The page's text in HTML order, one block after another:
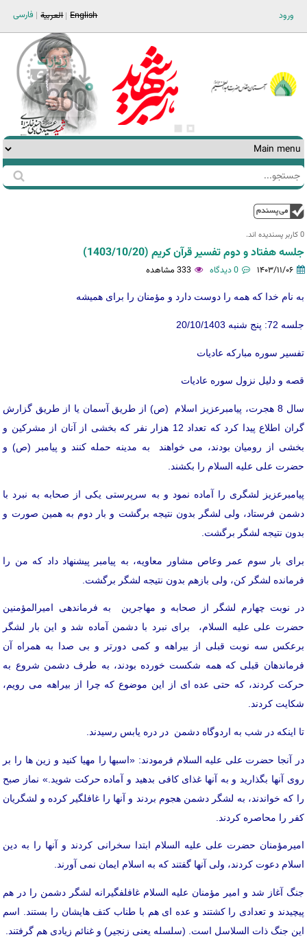
ورود فارسی العربية English
فرم
جستجو
جستجو
0 کاربر پسندیده اند.‎
جلسه هفتاد و دوم تفسیر قرآن کریم (1403/10/20)
۱۴۰۳/۱۱/۰۶ 0 دیدگاه 333 مشاهده
به نام خدا که همه را دوست دارد و مؤمنان را برای همیشه
جلسه 72: پنج شنبه 20/10/1403
تفسیر سوره مبارکه عادیات
قصه و دلیل نزول سوره عادیات
سال 8 هجرت، پیامبرعزیز اسلام (ص) از طریق آسمان یا از طریق گزارش
گران اطلاع پیدا کرد که تعداد 12 هزار نفر که بخشی از آنان از مشرکین و
بخشی از رومیان بودند، می خواهند به مدینه حمله کنند و پیامبر (ص) و
حضرت علی علیه السلام را بکشند.
پیامبرعزیز لشگری را آماده نمود و به سرپرستی یکی از صحابه به نبرد با
دشمن فرستاد، ولی لشگر بدون نتیجه برگشت و بار دوم به همین صورت و
بدون نتیجه لشگر برگشت.
برای بار سوم عمر وعاص مشاور معاویه، به پیامبر پیشنهاد داد که من را
فرمانده لشگر کن، ولی بازهم بدون نتیجه لشگر برگشت.
در نوبت چهارم لشگر از صحابه و مهاجرین به فرماندهی امیرالمؤمنین
حضرت علی علیه السلام، برای نبرد با دشمن آماده شد و این بار لشگر
برعکس سه نوبت قبلی از بیراهه و کمی دورتر و بی صدا به همراه آن
فرماندهان قبلی که همه شکست خورده بودند، به طرف دشمن شروع به
حرکت کردند، که حتی عده ای از این موضوع که چرا از بیراهه می رویم،
شکایت کردند.
تا اینکه در شب به اردوگاه دشمن در دره یابس رسیدند.
در آنجا حضرت علی علیه السلام فرمودند: «اسبها را مهیا کنید و زین ها را بر
روی آنها بگذارید و به آنها غذای کافی بدهید و آماده حرکت شوید.» نماز صبح
را که خواندند، به لشگر دشمن هجوم بردند و آنها را غافلگیر کرده و لشگریان
کفر را محاصره کردند.
امیرمؤمنان حضرت علی علیه السلام ابتدا سخرانی کردند و آنها را به دین
اسلام دعوت کردند، ولی آنها گفتند که به اسلام ایمان نمی آورند.
جنگ آغاز شد و امیر مؤمنان علیه السلام غافلفگیرانه لشگر دشمن را در هم
پیچیدند و تعدادی را کشتند و عده ای هم با طناب کتف هایشان را بستند. اسم
این جنگ ذات السلاسل است. (سلسله یعنی زنجیر) و غنائم زیادی هم گرفتند.